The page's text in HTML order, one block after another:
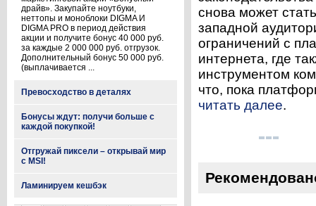
драйв». Закупайте ноутбуки,
неттопы и моноблоки DIGMA И
DIGMA PRO в период действия
акции и получите бонус 40 000 руб.
за каждые 2 000 000 руб. отгрузок.
Дополнительный бонус 50 000 руб.
(выплачивается ...
Превосходство в деталях
Бонусы ждут: получи больше с
каждой покупкой!
Отгружай пиксели – открывай мир
с MSI!
Ламинируем кешбэк
снова может
западной
ограничений с
интернета, где
инструментом
что, пока
читать далее.